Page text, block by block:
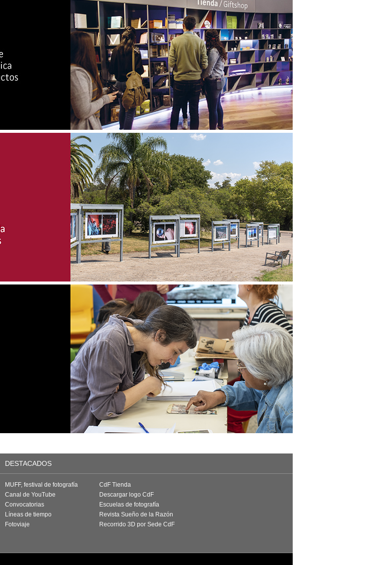
DESTACADOS
MUFF, festival de fotografía
Canal de YouTube
Convocatorias
Líneas de tiempo
Fotoviaje
CdF Tienda
Descargar logo CdF
Escuelas de fotografía
Revista Sueño de la Razón
Recorrido 3D por Sede CdF